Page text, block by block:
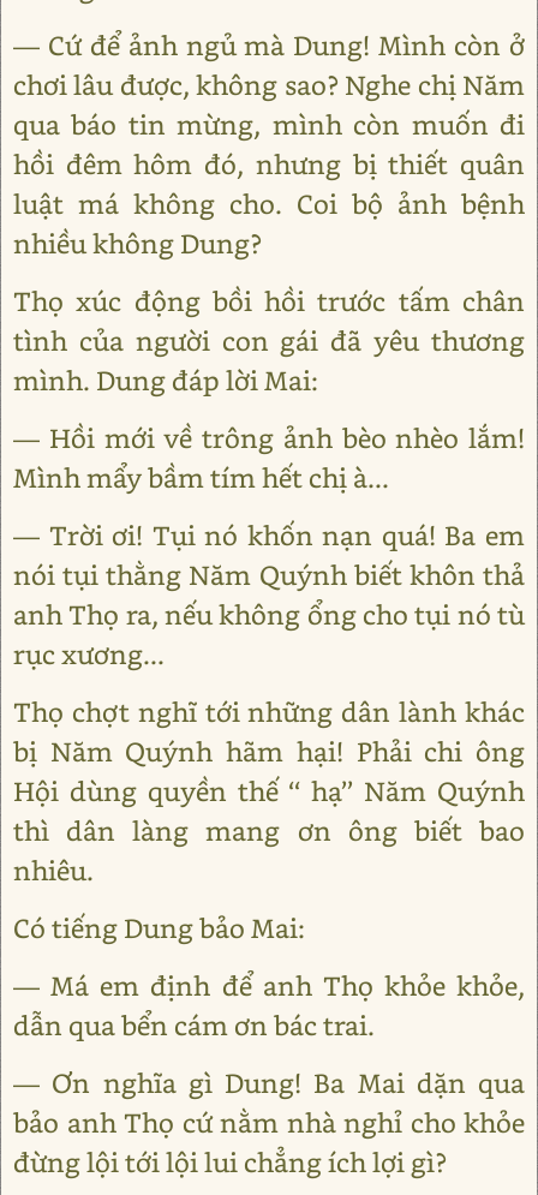
— Cứ để ảnh ngủ mà Dung! Mình còn ở
chơi lâu được, không sao? Nghe chị Năm
qua báo tin mừng, mình còn muốn đi
hồi đêm hôm đó, nhưng bị thiết quân
luật má không cho. Coi bộ ảnh bệnh
nhiều không Dung?
Thọ xúc động bồi hồi trước tấm chân
tình của người con gái đã yêu thương
mình. Dung đáp lời Mai:
— Hồi mới về trông ảnh bèo nhèo lắm!
Mình mẩy bầm tím hết chị à...
— Trời ơi! Tụi nó khốn nạn quá! Ba em
nói tụi thằng Năm Quýnh biết khôn thả
anh Thọ ra, nếu không ổng cho tụi nó tù
rục xương...
Thọ chợt nghĩ tới những dân lành khác
bị Năm Quýnh hãm hại! Phải chi ông
Hội dùng quyền thế ‘‘ hạ’’ Năm Quýnh
thì dân làng mang ơn ông biết bao
nhiêu.
Có tiếng Dung bảo Mai:
— Má em định để anh Thọ khỏe khỏe,
dẫn qua bển cám ơn bác trai.
— Ơn nghĩa gì Dung! Ba Mai dặn qua
bảo anh Thọ cứ nằm nhà nghỉ cho khỏe
đừng lội tới lội lui chẳng ích lợi gì?